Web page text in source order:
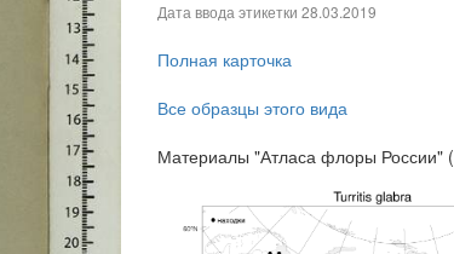
Дата ввода этикетки 28.03.2019
Полная карточка
Все образцы этого вида
Материалы "Атласа флоры России" (